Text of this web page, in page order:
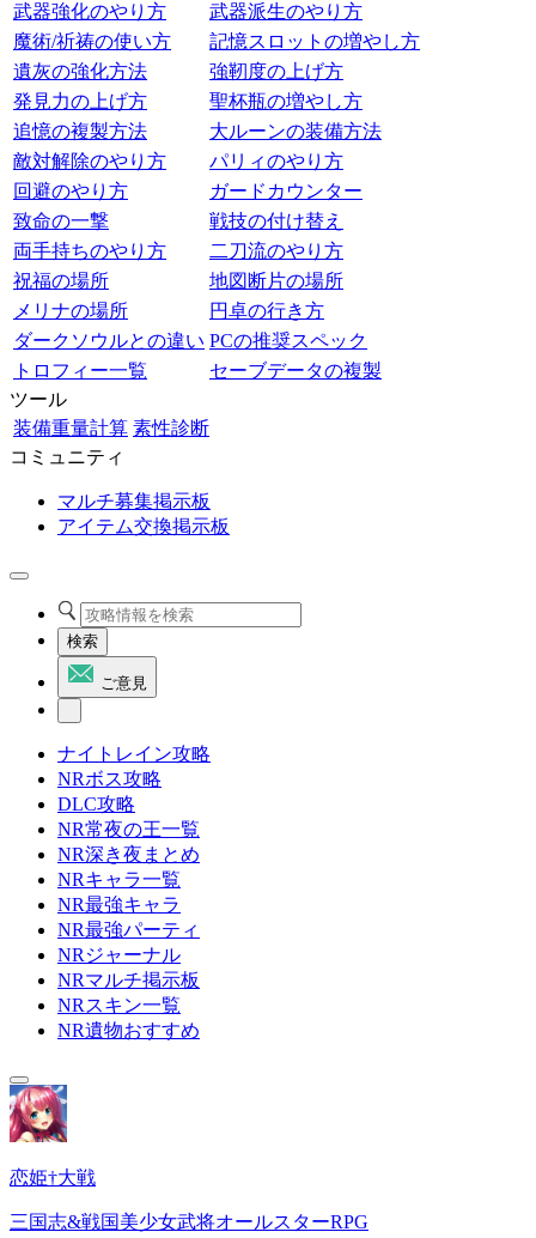
武器強化のやり方
武器派生のやり方
魔術/祈祷の使い方
記憶スロットの増やし方
遺灰の強化方法
強靭度の上げ方
発見力の上げ方
聖杯瓶の増やし方
追憶の複製方法
大ルーンの装備方法
敵対解除のやり方
パリィのやり方
回避のやり方
ガードカウンター
致命の一撃
戦技の付け替え
両手持ちのやり方
二刀流のやり方
祝福の場所
地図断片の場所
メリナの場所
円卓の行き方
ダークソウルとの違い PCの推奨スペック
トロフィー一覧
セーブデータの複製
ツール
装備重量計算 素性診断
コミュニティ
マルチ募集掲示板
アイテム交換掲示板
検索
ご意見
ナイトレイン攻略
NRボス攻略
DLC攻略
NR常夜の王一覧
NR深き夜まとめ
NRキャラ一覧
NR最強キャラ
NR最強パーティ
NRジャーナル
NRマルチ掲示板
NRスキン一覧
NR遺物おすすめ
恋姫†大戦
三国志&戦国美少女武将オールスターRPG